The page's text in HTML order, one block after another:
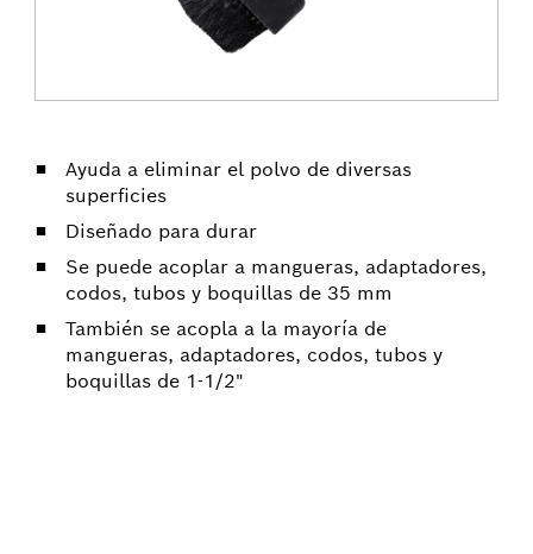
Ayuda a eliminar el polvo de diversas
superficies
Diseñado para durar
Se puede acoplar a mangueras, adaptadores,
codos, tubos y boquillas de 35 mm
También se acopla a la mayoría de
mangueras, adaptadores, codos, tubos y
boquillas de 1-1/2"